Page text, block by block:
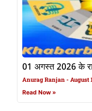
01 अगस्त 2026 के
Anurag Ranjan August
Read Now »